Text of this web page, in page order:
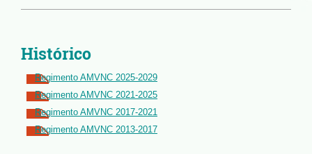
Histórico
Regimento AMVNC 2025-2029
Regimento AMVNC 2021-2025
Regimento AMVNC 2017-2021
Regimento AMVNC 2013-2017